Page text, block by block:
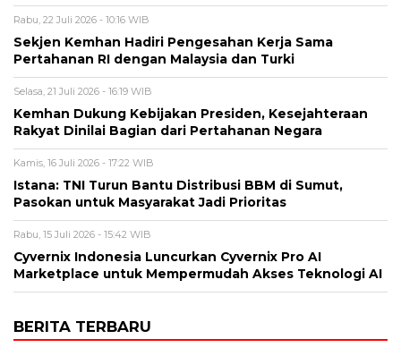
Rabu, 22 Juli 2026 - 10:16 WIB
Sekjen Kemhan Hadiri Pengesahan Kerja Sama
Pertahanan RI dengan Malaysia dan Turki
Selasa, 21 Juli 2026 - 16:19 WIB
Kemhan Dukung Kebijakan Presiden, Kesejahteraan
Rakyat Dinilai Bagian dari Pertahanan Negara
Kamis, 16 Juli 2026 - 17:22 WIB
Istana: TNI Turun Bantu Distribusi BBM di Sumut,
Pasokan untuk Masyarakat Jadi Prioritas
Rabu, 15 Juli 2026 - 15:42 WIB
Cyvernix Indonesia Luncurkan Cyvernix Pro AI
Marketplace untuk Mempermudah Akses Teknologi AI
BERITA TERBARU